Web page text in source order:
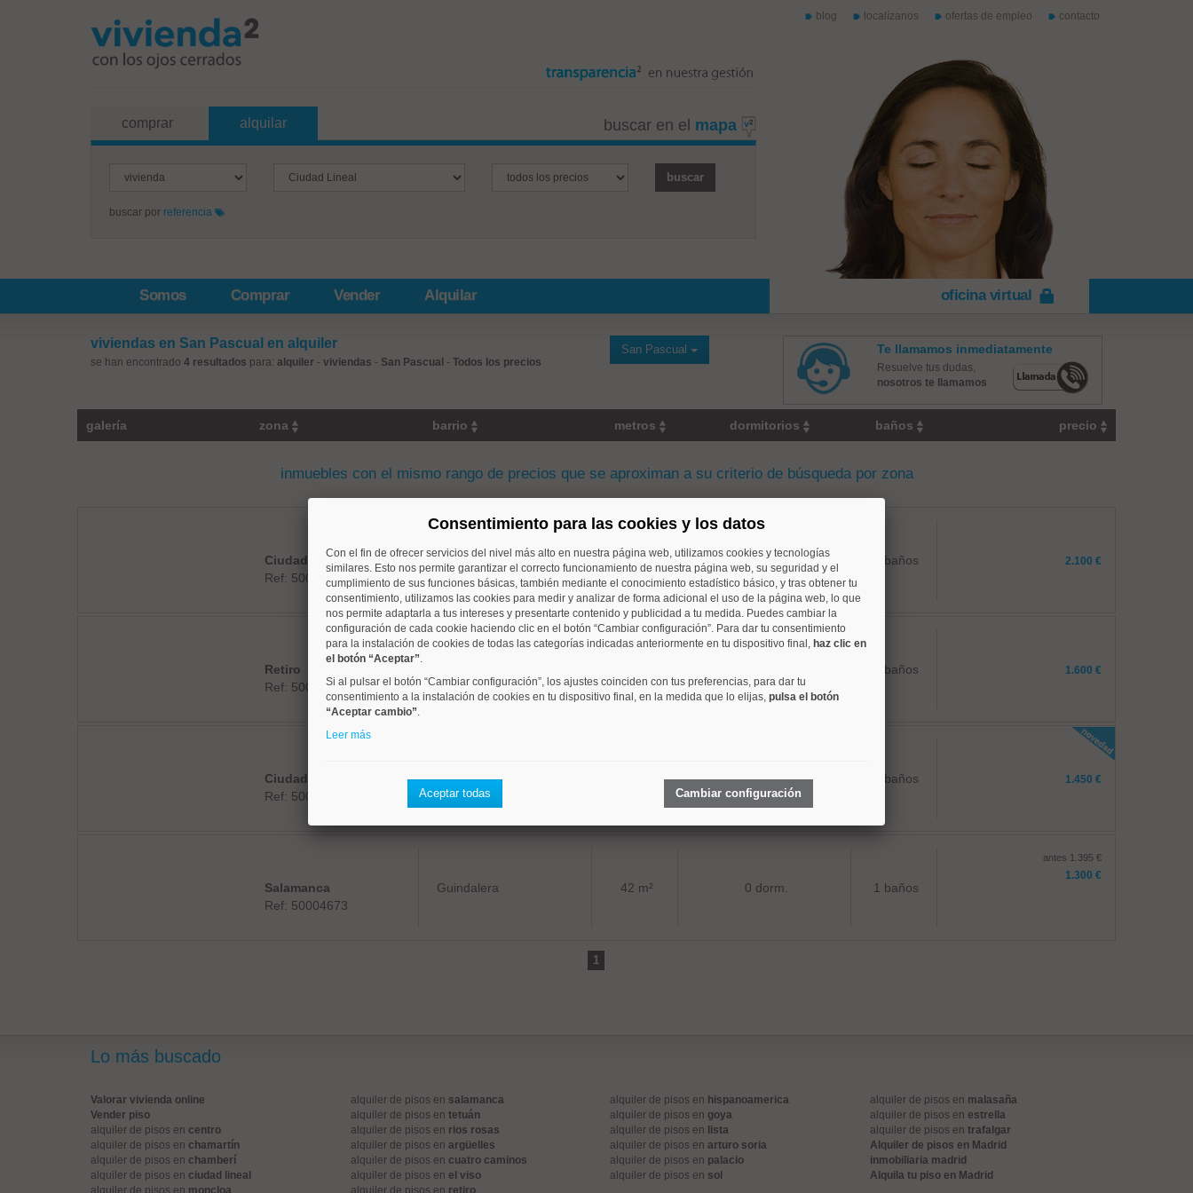
blog localízanos ofertas de empleo contacto
buscar en el mapa
comprar alquilar
buscar por referencia
Somos Comprar Vender Alquilar oficina virtual
viviendas en San Pascual en alquiler
se han encontrado 4 resultados para: alquiler - viviendas - San Pascual - Todos los precios
San Pascual Te llamamos inmediatamente
Resuelve tus dudas,
nosotros te llamamos
galería zona barrio metros dormitorios baños precio
inmuebles con el mismo rango de precios que se aproximan a su criterio de búsqueda por zona
Ciudad Lineal
Ref: 50004752
Costillares 120 m² 3 dorm. 2 baños 2.100 €
Retiro
Ref: 50004287
1 baños 1.600 €
Ciudad Lineal
Ref: 50004827
Quintana 2 dorm. 2 baños 1.450 €
Salamanca
Ref: 50004673
Guindalera 42 m² 0 dorm. 1 baños
antes 1.395 €
1.300 €
1
Lo más buscado
Valorar vivienda online
Vender piso
alquiler de pisos en centro
alquiler de pisos en chamartín
alquiler de pisos en chamberí
alquiler de pisos en ciudad lineal
alquiler de pisos en moncloa
alquiler de pisos en salamanca
alquiler de pisos en tetuán
alquiler de pisos en rios rosas
alquiler de pisos en argüelles
alquiler de pisos en cuatro caminos
alquiler de pisos en el viso
alquiler de pisos en retiro
alquiler de pisos en hispanoamerica
alquiler de pisos en goya
alquiler de pisos en lista
alquiler de pisos en arturo soria
alquiler de pisos en palacio
alquiler de pisos en sol
alquiler de pisos en malasaña
alquiler de pisos en estrella
alquiler de pisos en trafalgar
Alquiler de pisos en Madrid
inmobiliaria madrid
Alquila tu piso en Madrid
Consentimiento para las cookies y los datos
Con el fin de ofrecer servicios del nivel más alto en nuestra página web, utilizamos cookies y tecnologías
similares. Esto nos permite garantizar el correcto funcionamiento de nuestra página web, su seguridad y el
cumplimiento de sus funciones básicas, también mediante el conocimiento estadístico básico, y tras obtener tu
consentimiento, utilizamos las cookies para medir y analizar de forma adicional el uso de la página web, lo que
nos permite adaptarla a tus intereses y presentarte contenido y publicidad a tu medida. Puedes cambiar la
configuración de cada cookie haciendo clic en el botón “Cambiar configuración”. Para dar tu consentimiento
para la instalación de cookies de todas las categorías indicadas anteriormente en tu dispositivo final, haz clic en
el botón “Aceptar”.
Si al pulsar el botón “Cambiar configuración”, los ajustes coinciden con tus preferencias, para dar tu
consentimiento a la instalación de cookies en tu dispositivo final, en la medida que lo elijas, pulsa el botón
“Aceptar cambio”.
Leer más
Aceptar todas Cambiar configuración